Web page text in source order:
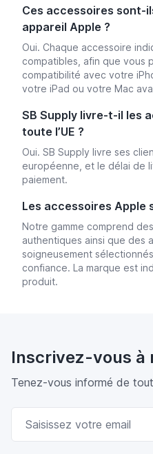
Ces accessoires sont-
appareil Apple ?
Oui. Chaque accessoire
compatibles, afin que vous
compatibilité avec votre
votre iPad ou votre Mac
SB Supply livre-t-il les
toute l’UE ?
Oui. SB Supply livre ses
européenne, et le délai de
paiement.
Les accessoires Apple
Notre gamme comprend
authentiques ainsi que des
soigneusement
confiance. La marque est
produit.
Inscrivez-vous à
Tenez-vous informé de